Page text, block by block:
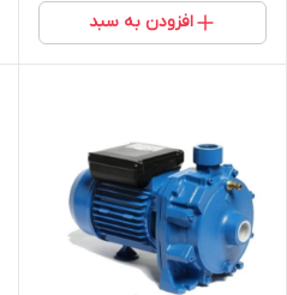
افزودن به سبد